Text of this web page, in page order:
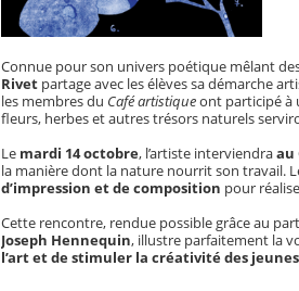
Connue pour son univers poétique mêlant
Rivet partage avec les élèves sa démarche
les membres du Café artistiqueont participé à
fleurs, herbes et autres trésors naturels
Le mardi 14 octobre, l’artiste interviendraau
la manière dont la nature nourrit son travail.
d’impression et de composition pour
Cette rencontre, rendue possible grâce au
Joseph Hennequin, illustre parfaitement la
l’art et de stimuler la créativité des jeunes